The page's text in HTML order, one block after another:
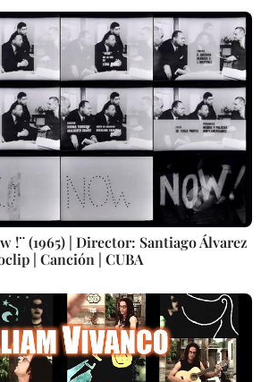
!¨ (1965) | Director: Santiago Álvarez
| Canción | CUBA